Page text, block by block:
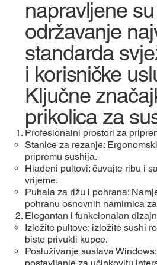
napravljene
održavanje
standarda
i korisničke
Ključne
prikolica za
Profesionalni prostori za
Stanice za rezanje:
pripremu sushija.
Hlađeni pultovi: čuvajte ribu i
vrijeme.
Puhala za rižu i pohrana:
pohranu osnovnih namirnica
Elegantan i funkcionalan
Izložite pultove: izložite sushi
biste privukli kupce.
Posluživanje sustava
postavljanje za učinkovitu